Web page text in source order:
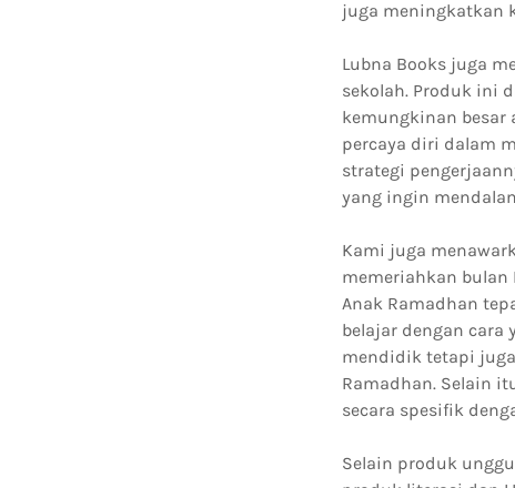
juga meningkatkan
Lubna Books juga
sekolah. Produk ini
kemungkinan besar
percaya diri dalam
strategi
yang ingin
Kami juga
memeriahkan bulan
Anak Ramadhan
belajar dengan cara
mendidik tetapi
Ramadhan. Selain
secara spesifik
Selain produk